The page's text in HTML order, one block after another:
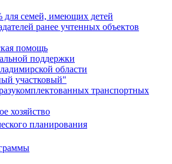
для семей, имеющих детей
ранее учтенных объектов
помощь
поддержки
области
участковый"
транспортных
хозяйство
планирования